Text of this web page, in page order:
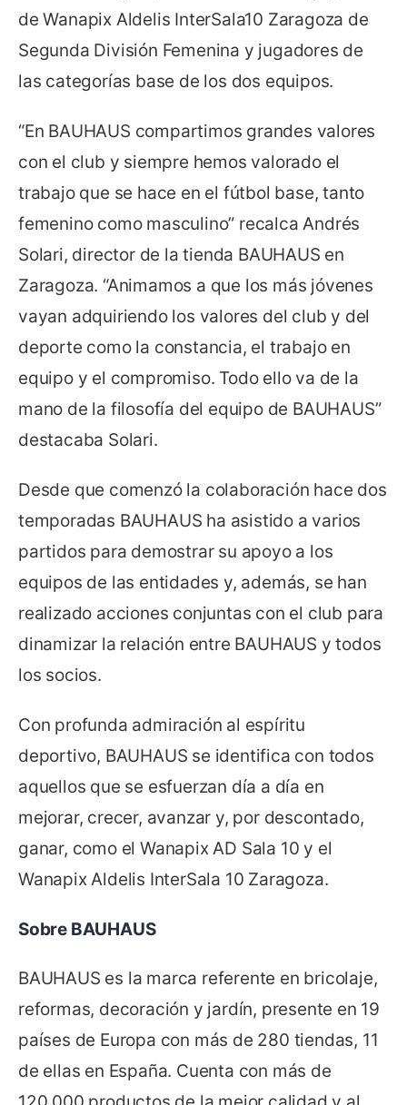
de Wanapix Aldelis InterSala10 Zaragoza de
Segunda División Femenina y jugadores de
las categorías base de los dos equipos.
“En BAUHAUS compartimos grandes valores
con el club y siempre hemos valorado el
trabajo que se hace en el fútbol base, tanto
femenino como masculino” recalca Andrés
Solari, director de la tienda BAUHAUS en
Zaragoza. “Animamos a que los más jóvenes
vayan adquiriendo los valores del club y del
deporte como la constancia, el trabajo en
equipo y el compromiso. Todo ello va de la
mano de la filosofía del equipo de BAUHAUS”
destacaba Solari.
Desde que comenzó la colaboración hace dos
temporadas BAUHAUS ha asistido a varios
partidos para demostrar su apoyo a los
equipos de las entidades y, además, se han
realizado acciones conjuntas con el club para
dinamizar la relación entre BAUHAUS y todos
los socios.
Con profunda admiración al espíritu
deportivo, BAUHAUS se identifica con todos
aquellos que se esfuerzan día a día en
mejorar, crecer, avanzar y, por descontado,
ganar, como el Wanapix AD Sala 10 y el
Wanapix Aldelis InterSala 10 Zaragoza.
Sobre BAUHAUS
BAUHAUS es la marca referente en bricolaje,
reformas, decoración y jardín, presente en 19
países de Europa con más de 280 tiendas, 11
de ellas en España. Cuenta con más de